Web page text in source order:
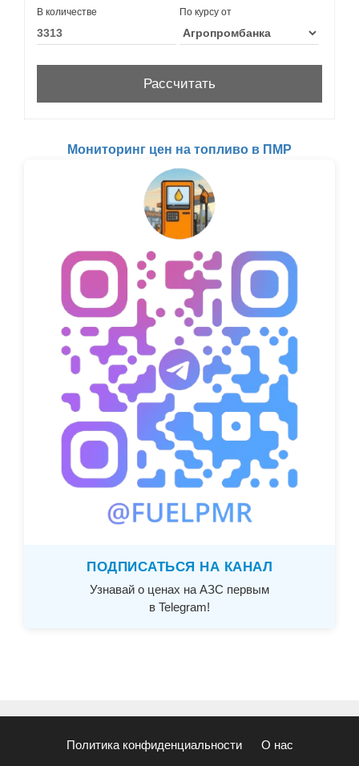
В количестве По курсу от
Мониторинг цен на топливо в ПМР
ПОДПИСАТЬСЯ НА КАНАЛ
Узнавай о ценах на АЗС первым
в Telegram!
Политика конфиденциальности О нас